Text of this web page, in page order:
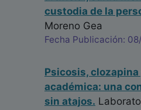
custodia de la
Moreno Gea
Fecha Publicación:
Psicosis,
académica: una
sin atajos.